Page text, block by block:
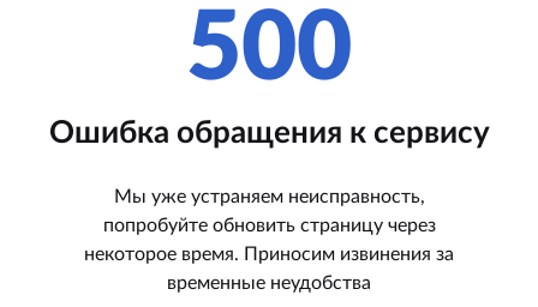
500
Ошибка обращения к сервису
Мы уже устраняем неисправность,
попробуйте обновить страницу через
некоторое время. Приносим извинения за
временные неудобства